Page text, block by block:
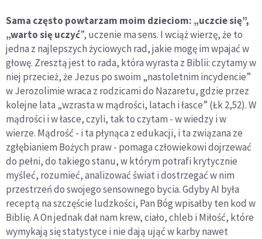
Sama często powtarzam moim dzieciom: „uczcie się”,
„warto się uczyć”, uczenie ma sens. I wciąż wierzę, że to
jedna z najlepszych życiowych rad, jakie mogę im wpajać w
głowę. Zresztą jest to rada, która wyrasta z Biblii: czytamy w
niej przecież, że Jezus po swoim „nastoletnim incydencie”
w Jerozolimie wraca z rodzicami do Nazaretu, gdzie przez
kolejne lata „wzrasta w mądrości, latach i łasce” (Łk 2,52). W
mądrości i w łasce, czyli, tak to czytam - w wiedzy i w
wierze. Mądrość - i ta płynąca z edukacji, i ta związana ze
zgłębianiem Bożych praw - pomaga człowiekowi dojrzewać
do pełni, do takiego stanu, w którym potrafi krytycznie
myśleć, rozumieć, analizować świat i dostrzegać w nim
przestrzeń do swojego sensownego bycia. Gdyby AI była
receptą na szczęście ludzkości, Pan Bóg wpisałby ten kod w
Biblię. A On jednak dał nam krew, ciało, chleb i Miłość, które
wymykają się statystyce i nie dają ująć w karby nawet